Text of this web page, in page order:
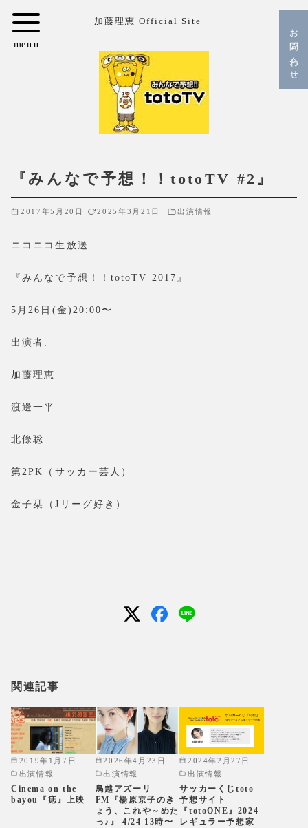
加藤理恵 Official Site
『みんなで予想！！totoTV #2』
2017年5月20日 2025年3月21日 出演情報
ニコニコ生放送
『みんなで予想！！totoTV 2017』
5月26日(金)20:00〜
出演者:
加藤理恵
渡邊一平
北條聡
第2PK（サッカー芸人）
金子栞（Jリーグ好き）
関連記事
2019年1月7日
出演情報
Cinema on the
bayou『痣』上映
2026年4月23日
出演情報
鳥越アズーリ
FM『楊原京子のき
ょう、これや～めた
っ♪』 4/24 13時〜
2024年2月27日
出演情報
サッカーくじtoto
予想サイト
『totoONE』2024
レギュラー予想家
お問い合わせ